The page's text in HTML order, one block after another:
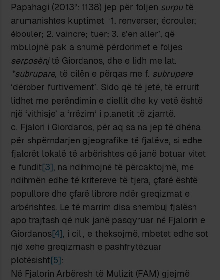
Papahagi (2013²: 1138) jep për foljen surputë
arumanishtes kuptimet ‘1. renverser; écrouler;
ébouler; 2. vaincre; tuer; 3. s’en aller’, që
mbulojnë pak a shumë përdorimet e foljes
serposënjtë Giordanos, dhe e lidh me lat.
*subrupare, të cilën e përqas me f. subrupere
‘dérober furtivement’. Sido që të jetë, të errurit
lidhet me perëndimin e diellit dhe ky vetë është
një ‘vithisje’ a ‘rrëzim’ i planetit të zjarrtë.
c. Fjalori i Giordanos, për aq sa na jep të dhëna
për shpërndarjen gjeografike të fjalëve, si edhe
fjalorët lokalë të arbërishtes që janë botuar vitet
e fundit[3], na ndihmojnë të përcaktojmë, me
ndihmën edhe të kritereve të tjera, çfarë është
popullore dhe çfarë librore ndër greqizmat e
arbërishtes. Le të marrim disa shembuj fjalësh
apo trajtash që nuk janë pasqyruar në Fjalorin e
Giordanos[4], i cili, e theksojmë, mbetet edhe sot
një xehe greqizmash e pashfrytëzuar
plotësisht[5]:
Në Fjalorin Arbëresh të Mulizit (FAM) gjejmë